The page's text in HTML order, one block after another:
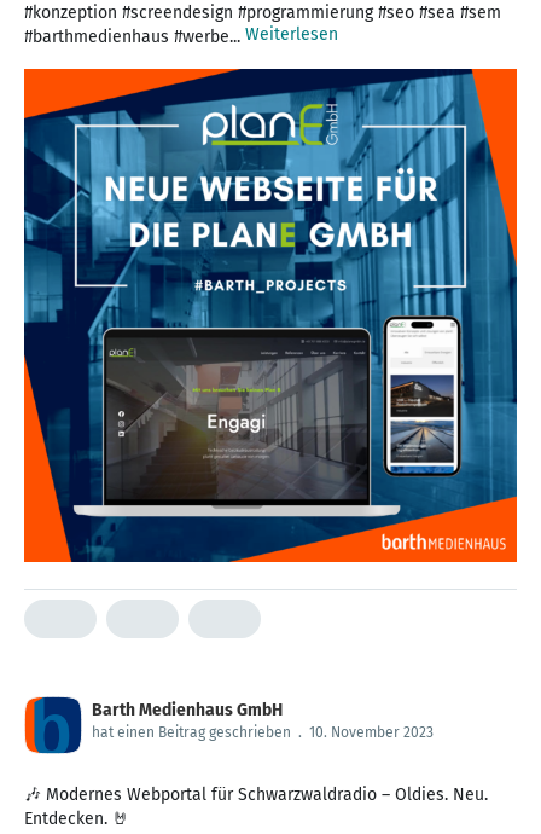
#konzeption #screendesign #programmierung #seo #sea #sem
#barthmedienhaus #werbe... Weiterlesen
Barth Medienhaus GmbH
hat einen Beitrag geschrieben . 10. November 2023
🎶 Modernes Webportal für Schwarzwaldradio – Oldies. Neu.
Entdecken. 🤘